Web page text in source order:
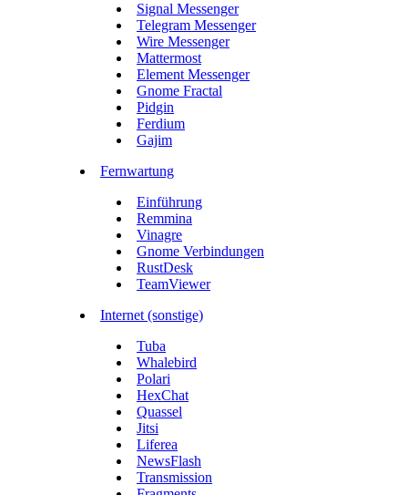
Signal Messenger
Telegram Messenger
Wire Messenger
Mattermost
Element Messenger
Gnome Fractal
Pidgin
Ferdium
Gajim
Fernwartung
Einführung
Remmina
Vinagre
Gnome Verbindungen
RustDesk
TeamViewer
Internet (sonstige)
Tuba
Whalebird
Polari
HexChat
Quassel
Jitsi
Liferea
NewsFlash
Transmission